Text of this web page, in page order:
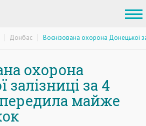
Донбас Воєнізована охорона Донецької
охорона
залізниці за 4
майже